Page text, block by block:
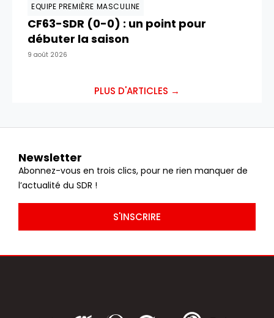
EQUIPE PREMIÈRE MASCULINE
CF63-SDR (0-0) : un point pour
débuter la saison
9 août 2026
PLUS D'ARTICLES →
Newsletter
Abonnez-vous en trois clics, pour ne rien manquer de
l’actualité du SDR !
S'INSCRIRE